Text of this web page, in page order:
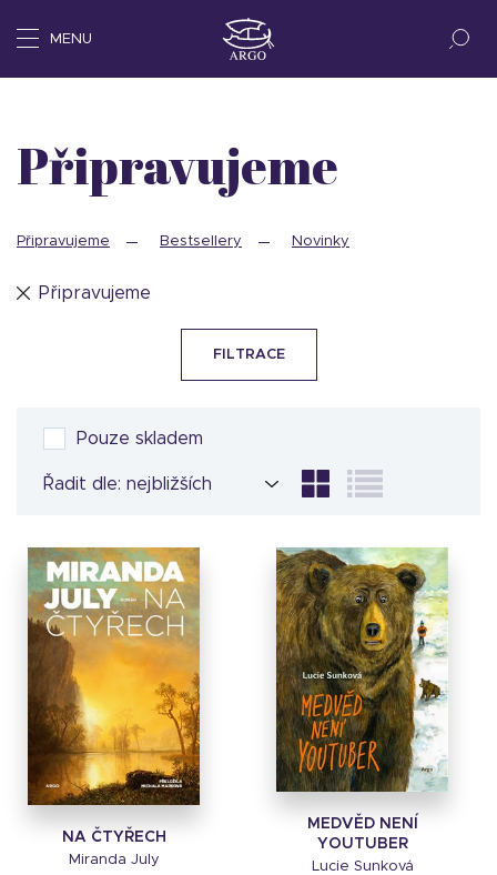
MENU
Připravujeme
Připravujeme Bestsellery Novinky
Připravujeme
FILTRACE
Pouze skladem
Řadit dle:
NA ČTYŘECH
Miranda July
MEDVĚD NENÍ
YOUTUBER
Lucie Sunková